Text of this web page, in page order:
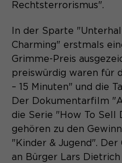
Rechtsterrorismus".
In der Sparte
Charming" erstmals
Grimme-Preis
preiswürdig waren für
– 15 Minuten" und die
Der Dokumentarfilm
die Serie "How To Sell
gehören zu den
"Kinder & Jugend".
an Bürger Lars